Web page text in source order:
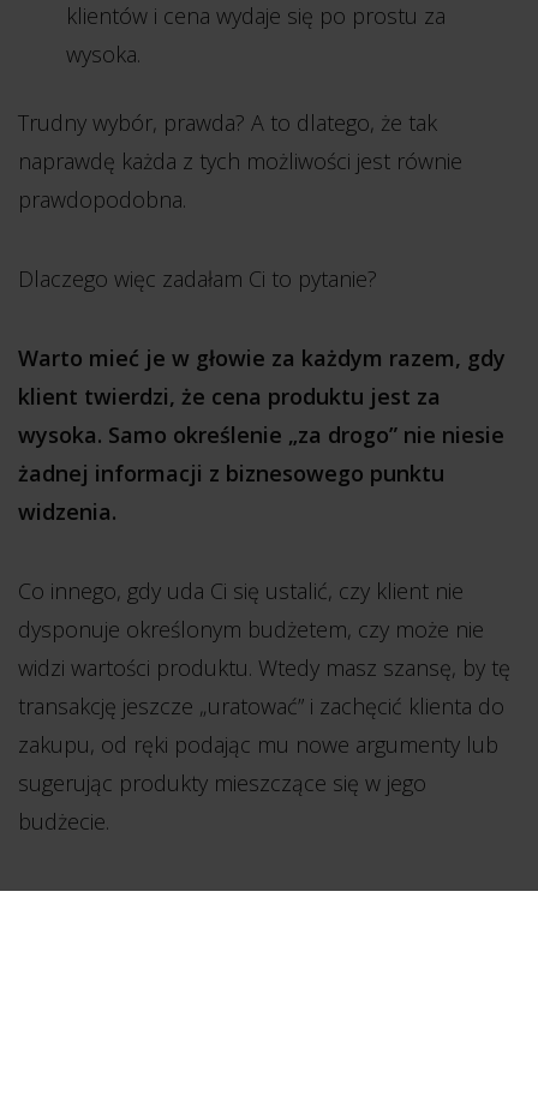
klientów i cena wydaje się po prostu za
wysoka.
Trudny wybór, prawda? A to dlatego, że tak
naprawdę każda z tych możliwości jest równie
prawdopodobna.
Dlaczego więc zadałam Ci to pytanie?
Warto mieć je w głowie za każdym razem, gdy
klient twierdzi, że cena produktu jest za
wysoka. Samo określenie „za drogo” nie niesie
żadnej informacji z biznesowego punktu
widzenia.
Co innego, gdy uda Ci się ustalić, czy klient nie
dysponuje określonym budżetem, czy może nie
widzi wartości produktu. Wtedy masz szansę, by tę
transakcję jeszcze „uratować” i zachęcić klienta do
zakupu, od ręki podając mu nowe argumenty lub
sugerując produkty mieszczące się w jego
budżecie.
Szczegółowa instrukcja, jak krok po kroku